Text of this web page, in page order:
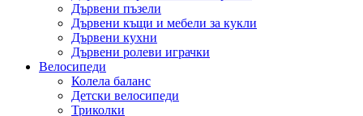
Дървени пъзели
Дървени къщи и мебели за кукли
Дървени кухни
Дървени ролеви играчки
Велосипеди
Колела баланс
Детски велосипеди
Триколки